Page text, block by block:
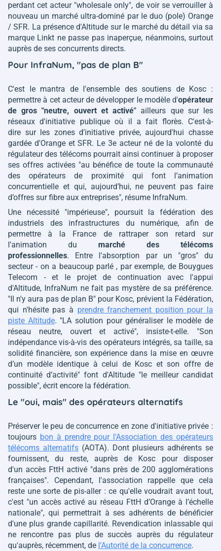
perdant cet acteur "wholesale only", de voir se verrouiller à
nouveau un marché ultra-dominé par le duo (pole) Orange
/ SFR. La présence d'Altitude sur le marché du détail via sa
marque Linkt ne passe pas inaperçue, néanmoins, surtout
auprès de ses concurrents directs.
Pour InfraNum, "pas de plan B"
C'est le mantra de l'ensemble des soutiens de Kosc :
permettre à cet acteur de développer le modèle d'opérateur
de gros"neutre, ouvert et activé" ailleurs que sur les
réseaux d'initiative publique où il a fait florès. C'est-à-
dire sur les zones d'initiative privée, aujourd'hui chasse
gardée d'Orange et SFR. Le 3e acteur né de la volonté du
régulateur des télécoms pourrait ainsi continuer à proposer
ses offres activées "au bénéfice de toute la communauté
des opérateurs de proximité qui font l’animation
concurrentielle et qui, aujourd’hui, ne peuvent pas faire
d’offres sur fibre aux entreprises", résume InfraNum.
Une nécessité "impérieuse", poursuit la fédération des
industriels des infrastructures du numérique, afin de
permettre à la France de rattraper son retard sur
l'animation du marché des télécoms
professionnelles. Entre l'absorption par un "gros" du
secteur - on a beaucoup parlé , par exemple, de Bouygues
Telecom - et le projet de continuation avec l'appui
d'Altitude, InfraNum ne fait pas mystère de sa préférence.
"Il n'y aura pas de plan B" pour Kosc, prévient la Fédération,
qui n'hésite pas à prendre franchement position pour la
piste Altitude. "LA solution pour généraliser le modèle de
réseau neutre, ouvert et activé", insiste-t-elle. "Son
indépendance vis-à-vis des opérateurs intégrés, sa taille, sa
solidité financière, son expérience dans la mise en œuvre
d’un modèle identique à celui de Kosc et son offre de
continuité d’activité" font d'Altitude "le meilleur candidat
possible", écrit encore la fédération.
Le "oui, mais" des opérateurs alternatifs
Préserver le peu de concurrence en zone d'initiative privée :
toujours bon à prendre pour l'Association des opérateurs
télécoms alternatifs(AOTA). Dont plusieurs adhérents se
fournissent, du reste, auprès de Kosc pour disposer
d'un accès FttH activé "dans près de 200 agglomérations
françaises". Cependant, l'association rappelle que cela
reste une sorte de pis-aller : ce qu'elle voudrait avant tout,
c'est "un accès activé au réseau FttH d’Orange à l’échelle
nationale", qui permettrait à ses adhérents de bénéficier
d'une plus grande capillarité. Revendication inlassable qui
ne rencontre pas plus de succès auprès du régulateur
qu'auprès, récemment, de l'Autorité de la concurrence.